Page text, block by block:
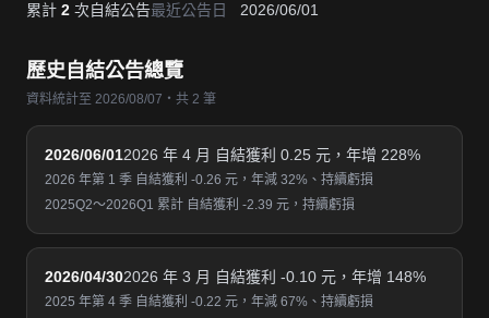
累計 2 次自結公告最近公告日 2026/06/01
歷史自結公告總覽
資料統計至 2026/08/07・共 2 筆
2026/06/012026 年 4 月 自結獲利 0.25 元，年增 228%
2026 年第 1 季 自結獲利 -0.26 元，年減 32%、持續虧損
2025Q2～2026Q1 累計 自結獲利 -2.39 元，持續虧損
2026/04/302026 年 3 月 自結獲利 -0.10 元，年增 148%
2025 年第 4 季 自結獲利 -0.22 元，年減 67%、持續虧損